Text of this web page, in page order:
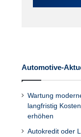
Automotive-
Wartung
langfristig
erhöhen
Autokredit oder